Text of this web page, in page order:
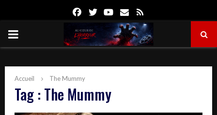
FacebookTwitterYoutube
Email
PRIMARY
Accueil The Mummy
Tag : The Mummy